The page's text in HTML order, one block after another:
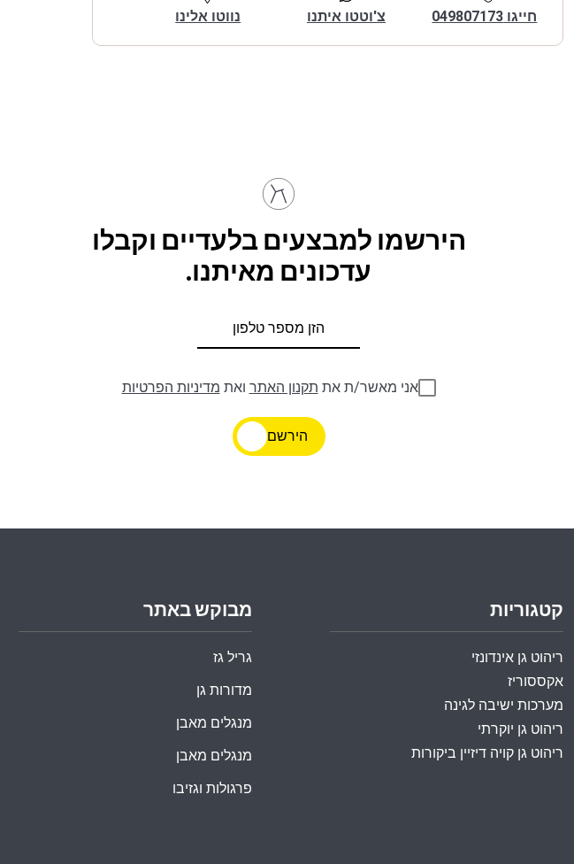
חייגו 049807173 צ'וטטו איתנו נווטו אלינו
הירשמו למבצעים בלעדיים וקבלו
עדכונים מאיתנו.
אני מאשר/ת את תקנון האתר ואת מדיניות הפרטיות
הירשם
מבוקש באתר
גריל גז
מדורות גן
מנגלים מאבן
מנגלים מאבן
פרגולות וגזיבו
קטגוריות
ריהוט גן אינדונזי
אקססוריז
מערכות ישיבה לגינה
ריהוט גן יוקרתי
ריהוט גן קויה דיזיין ביקורות